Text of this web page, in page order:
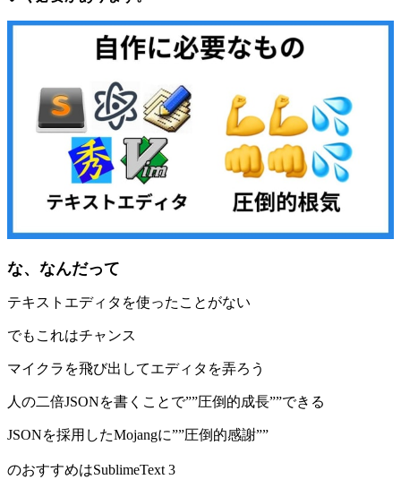
な、なんだって
テキストエディタを使ったことがない
でもこれはチャンス
マイクラを飛び出してエディタを弄ろう
人の二倍JSONを書くことで””圧倒的成長””できる
JSONを採用したMojangに””圧倒的感謝””
のおすすめはSublimeText 3